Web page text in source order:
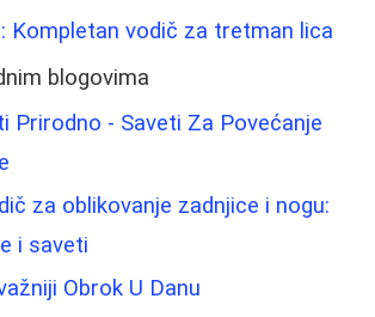
Kompletan vodič za tretman lica
blogovima
Prirodno - Saveti Za Povećanje
za oblikovanje zadnjice i nogu:
i saveti
Obrok U Danu